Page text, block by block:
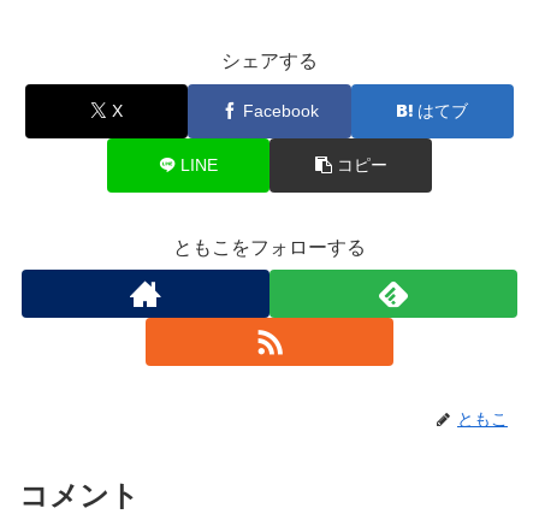
シェアする
X Facebook はてブ
LINE コピー
ともこをフォローする
ともこ
コメント